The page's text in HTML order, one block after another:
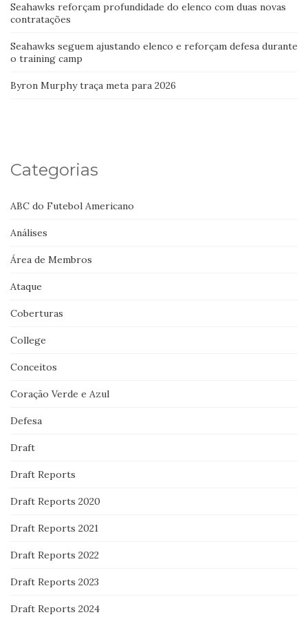
Seahawks reforçam profundidade do elenco com duas novas
contratações
Seahawks seguem ajustando elenco e reforçam defesa durante
o training camp
Byron Murphy traça meta para 2026
Categorias
ABC do Futebol Americano
Análises
Área de Membros
Ataque
Coberturas
College
Conceitos
Coração Verde e Azul
Defesa
Draft
Draft Reports
Draft Reports 2020
Draft Reports 2021
Draft Reports 2022
Draft Reports 2023
Draft Reports 2024